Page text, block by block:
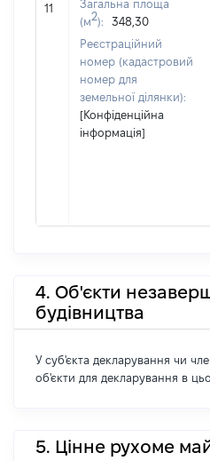
11
Загальна площа
(м2):
348,30
Реєстраційний
номер (кадастровий
номер для
земельної ділянки):
[Конфіденційна
інформація]
4. Об'єкти
будівництва
У суб'єкта декларування чи
об'єкти для декларування в
5. Цінне рухоме